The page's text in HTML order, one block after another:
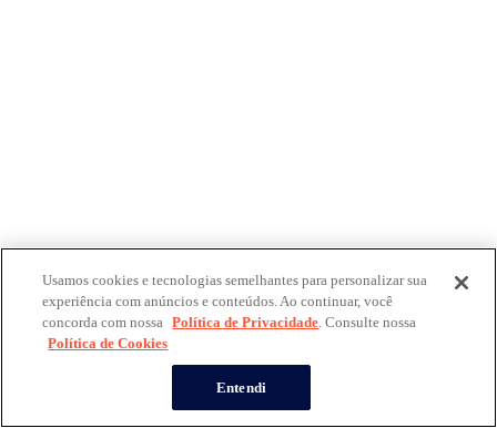
Usamos cookies e tecnologias semelhantes para personalizar sua
experiência com anúncios e conteúdos. Ao continuar, você
concorda com nossa Política de Privacidade. Consulte nossa
Política de Cookies
Entendi